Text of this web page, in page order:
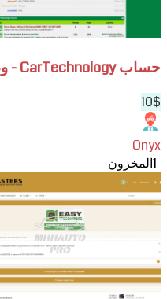
المنتدى
المرفقات
حساب CarTechnology - وصول إلى ...
10$
Onyx
1المخزون
View
حساب
-
وصول
كامل
إلى